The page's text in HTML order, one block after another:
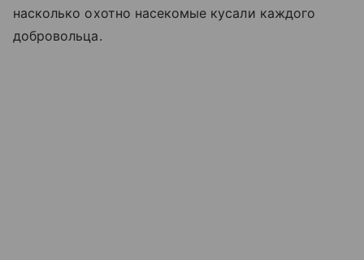
насколько охотно насекомые кусали каждого
добровольца.